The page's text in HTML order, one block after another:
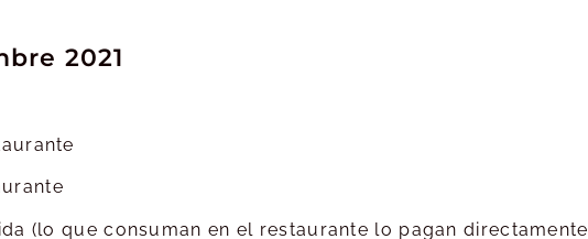
2021
(lo que consuman en el restaurante lo pagan directamente